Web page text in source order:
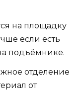
на площадку
если есть
подъёмнике.
отделение
от